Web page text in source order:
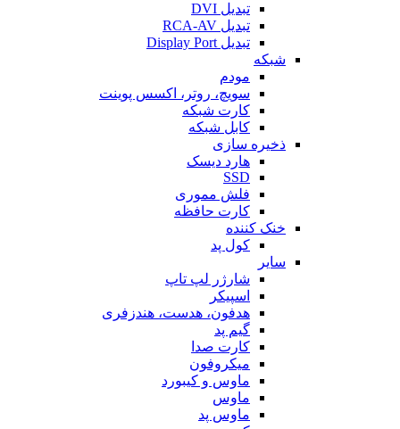
تبدیل DVI
تبدیل RCA-AV
تبدیل Display Port
شبکه
مودم
سویچ، روتر، اکسس پوینت
کارت شبکه
کابل شبکه
ذخیره سازی
هارد دیسک
SSD
فلش مموری
کارت حافظه
خنک کننده
کول پد
سایر
شارژر لپ تاپ
اسپیکر
هدفون، هدست، هندزفری
گیم پد
کارت صدا
میکروفون
ماوس و کیبورد
ماوس
ماوس پد